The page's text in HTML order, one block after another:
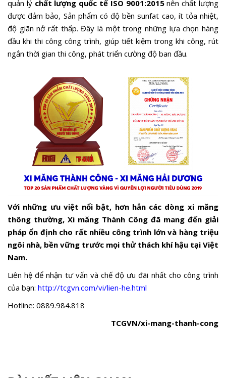
quản lý chất lượng quốc tế ISO 9001:2015nên chất lượng
được đảm bảo, Sản phẩm có độ bền sunfat cao, ít tỏa nhiệt,
độ giãn nở rất thấp. Đây là một trong những lựa chọn hàng
đầu khi thi công công trình, giúp tiết kiệm trong khi công, rút
ngắn thời gian thi công, phát triển cường độ ban đầu.
Với những ưu việt nổi bật, hơn hẳn các dòng xi măng
thông thường, Xi măng Thành Công đã mang đến giải
pháp ổn định cho rất nhiều công trình lớn và hàng triệu
ngôi nhà, bền vững trước mọi thử thách khí hậu tại Việt
Nam.
Liên hệ để nhận tư vấn và chế độ ưu đãi nhất cho công trình
của bạn: http://tcgvn.com/vi/lien-he.html
Hotline: 0889.984.818
TCGVN/xi-mang-thanh-cong